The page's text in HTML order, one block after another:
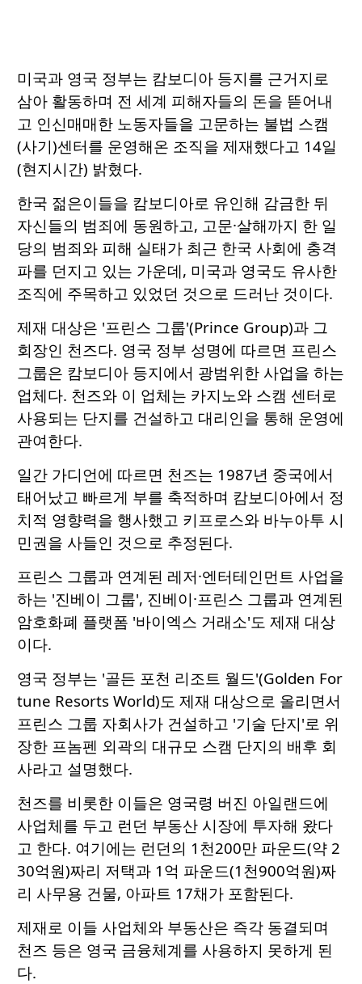
미국과 영국 정부는 캄보디아 등지를 근거지로
삼아 활동하며 전 세계 피해자들의 돈을 뜯어내
고 인신매매한 노동자들을 고문하는 불법 스캠
(사기)센터를 운영해온 조직을 제재했다고 14일
(현지시간) 밝혔다.
한국 젊은이들을 캄보디아로 유인해 감금한 뒤
자신들의 범죄에 동원하고, 고문·살해까지 한 일
당의 범죄와 피해 실태가 최근 한국 사회에 충격
파를 던지고 있는 가운데, 미국과 영국도 유사한
조직에 주목하고 있었던 것으로 드러난 것이다.
제재 대상은 '프린스 그룹'(Prince Group)과 그
회장인 천즈다. 영국 정부 성명에 따르면 프린스
그룹은 캄보디아 등지에서 광범위한 사업을 하는
업체다. 천즈와 이 업체는 카지노와 스캠 센터로
사용되는 단지를 건설하고 대리인을 통해 운영에
관여한다.
일간 가디언에 따르면 천즈는 1987년 중국에서
태어났고 빠르게 부를 축적하며 캄보디아에서 정
치적 영향력을 행사했고 키프로스와 바누아투 시
민권을 사들인 것으로 추정된다.
프린스 그룹과 연계된 레저·엔터테인먼트 사업을
하는 '진베이 그룹', 진베이·프린스 그룹과 연계된
암호화폐 플랫폼 '바이엑스 거래소'도 제재 대상
이다.
영국 정부는 '골든 포천 리조트 월드'(Golden For
tune Resorts World)도 제재 대상으로 올리면서
프린스 그룹 자회사가 건설하고 '기술 단지'로 위
장한 프놈펜 외곽의 대규모 스캠 단지의 배후 회
사라고 설명했다.
천즈를 비롯한 이들은 영국령 버진 아일랜드에
사업체를 두고 런던 부동산 시장에 투자해 왔다
고 한다. 여기에는 런던의 1천200만 파운드(약 2
30억원)짜리 저택과 1억 파운드(1천900억원)짜
리 사무용 건물, 아파트 17채가 포함된다.
제재로 이들 사업체와 부동산은 즉각 동결되며
천즈 등은 영국 금융체계를 사용하지 못하게 된
다.